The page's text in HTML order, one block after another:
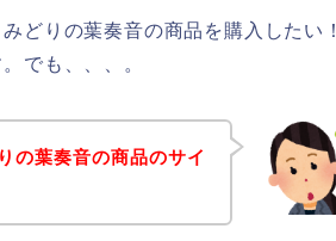
どりの葉奏音の商品を購入したい！
でも、、、。
の葉奏音の商品のサイ